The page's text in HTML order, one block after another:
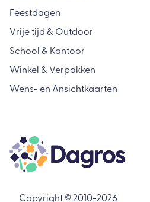
Feestdagen
Vrije tijd & Outdoor
School & Kantoor
Winkel & Verpakken
Wens- en Ansichtkaarten
Copyright © 2010-2026